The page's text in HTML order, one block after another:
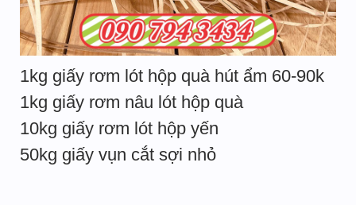
1kg giấy rơm lót hộp quà hút ẩm 60-90k
1kg giấy rơm nâu lót hộp quà
10kg giấy rơm lót hộp yến
50kg giấy vụn cắt sợi nhỏ